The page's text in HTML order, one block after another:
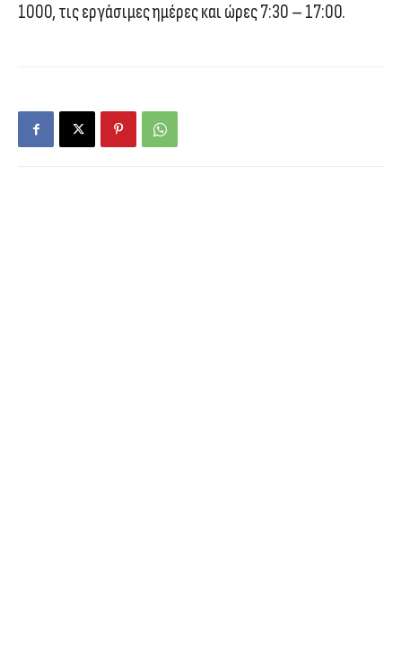
1000, τις εργάσιμες ημέρες και ώρες 7:30 – 17:00.